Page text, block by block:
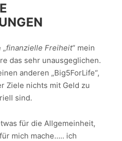
finanzielle Freiheit“ mein
das sehr unausgeglichen.
anderen „Big5ForLife“,
Ziele nichts mit Geld zu
sind.
für die Allgemeinheit,
mich mache….. ich